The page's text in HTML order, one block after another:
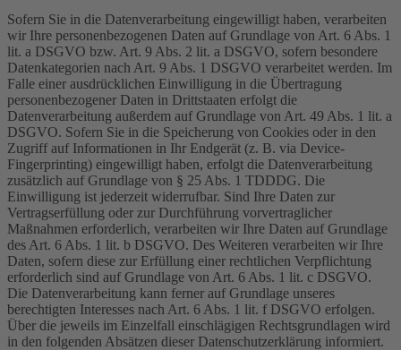
Sofern Sie in die Datenverarbeitung eingewilligt haben, verarbeiten
wir Ihre personenbezogenen Daten auf Grundlage von Art. 6 Abs. 1
lit. a DSGVO bzw. Art. 9 Abs. 2 lit. a DSGVO, sofern besondere
Datenkategorien nach Art. 9 Abs. 1 DSGVO verarbeitet werden. Im
Falle einer ausdrücklichen Einwilligung in die Übertragung
personenbezogener Daten in Drittstaaten erfolgt die
Datenverarbeitung außerdem auf Grundlage von Art. 49 Abs. 1 lit. a
DSGVO. Sofern Sie in die Speicherung von Cookies oder in den
Zugriff auf Informationen in Ihr Endgerät (z. B. via Device-
Fingerprinting) eingewilligt haben, erfolgt die Datenverarbeitung
zusätzlich auf Grundlage von § 25 Abs. 1 TDDDG. Die
Einwilligung ist jederzeit widerrufbar. Sind Ihre Daten zur
Vertragserfüllung oder zur Durchführung vorvertraglicher
Maßnahmen erforderlich, verarbeiten wir Ihre Daten auf Grundlage
des Art. 6 Abs. 1 lit. b DSGVO. Des Weiteren verarbeiten wir Ihre
Daten, sofern diese zur Erfüllung einer rechtlichen Verpflichtung
erforderlich sind auf Grundlage von Art. 6 Abs. 1 lit. c DSGVO.
Die Datenverarbeitung kann ferner auf Grundlage unseres
berechtigten Interesses nach Art. 6 Abs. 1 lit. f DSGVO erfolgen.
Über die jeweils im Einzelfall einschlägigen Rechtsgrundlagen wird
in den folgenden Absätzen dieser Datenschutzerklärung informiert.